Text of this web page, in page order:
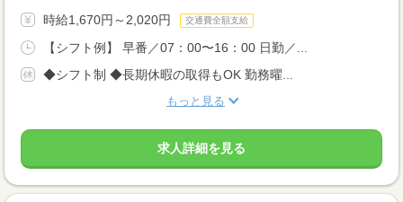
時給1,670円～2,020円 交通費全額支給
【シフト例】 早番／07：00〜16：00 日勤／...
◆シフト制 ◆長期休暇の取得もOK 勤務曜...
もっと見る
求人詳細を見る